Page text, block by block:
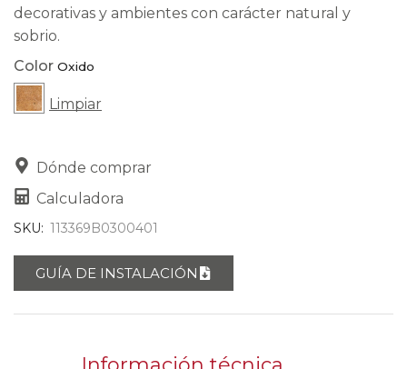
decorativas y ambientes con carácter natural y
sobrio.
Color
Limpiar
Dónde comprar
Calculadora
SKU: 113369B0300401
GUÍA DE INSTALACIÓN